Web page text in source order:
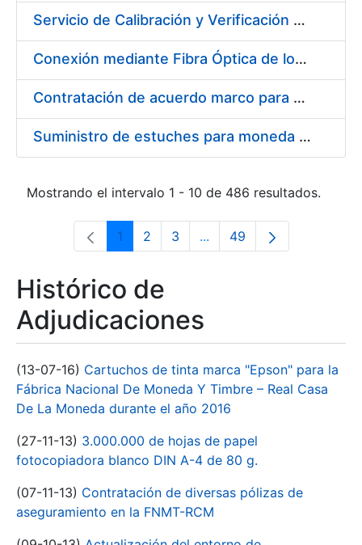
Servicio de Calibración y Verificación Externa de los Equipos de Medición del Servicio de Prevención de la FNMT-RCM
Conexión mediante Fibra Óptica de los Centros de Proceso de Datos (CPDs) de las sedes de la FNMT-RCM de Burgos y Madrid
Contratación de acuerdo marco para el Suministro de Material de Electricidad para la Fábrica Nacional de Moneda y Timbre-Real Casa de la Moneda en su centro de trabajo de Burgos
Suministro de estuches para moneda de 30 €
Mostrando el intervalo 1 - 10 de 486 resultados.
Página
1 Página
2 Página
3 ...Páginas intermedias Use
Página
49
Histórico de
Adjudicaciones
(13-07-16) Cartuchos de tinta marca "Epson" para la
Fábrica Nacional De Moneda Y Timbre – Real Casa
De La Moneda durante el año 2016
(27-11-13) 3.000.000 de hojas de papel
fotocopiadora blanco DIN A-4 de 80 g.
(07-11-13) Contratación de diversas pólizas de
aseguramiento en la FNMT-RCM